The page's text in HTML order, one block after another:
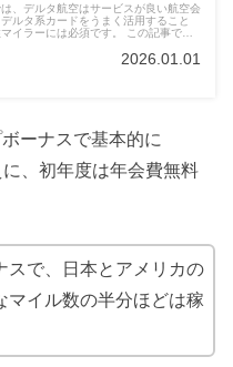
、デルタ航空はサービスが良い航空会
ルタ系カードをうまく活用すること
イラーには必須です。 この記事で
を徹底比較し、それぞれの特長や利点
。
2026.01.01
ーナスで基本的に
、初年度は年会費無料
スで、日本とアメリカの
マイル数の半分ほどは稼